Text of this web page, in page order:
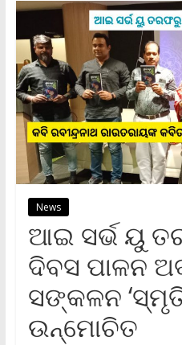
News
ଆଇ ସର୍ଭ ୟୁ
ଦିବସ ପାଳନ
ସଙ୍କଳନ
ଉନ୍ମୋଚିତ